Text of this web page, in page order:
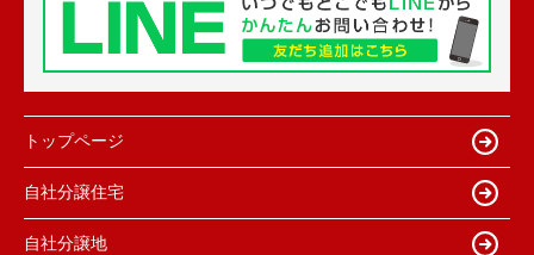
トップページ
自社分譲住宅
自社分譲地